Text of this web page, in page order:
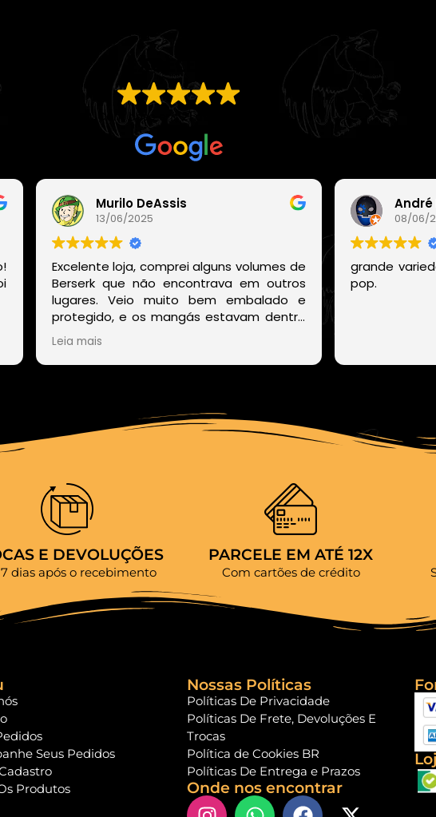
EXCELENTE
Com base em 21 avaliações
Murilo DeAssis
13/06/2025
Excelente loja, comprei alguns volumes de
Berserk que não encontrava em outros
lugares. Veio muito bem embalado e
protegido, e os mangás estavam dentro
de um embrulho muito bonito. E o site
deles também é muito fácil de encontrar
os volumes disponíveis sem precisar ficar
Leia mais
André
08/06/
grande
pop.
E DEVOLUÇÕES
dias após o recebimento
PARCELE EM ATÉ 12X
Com cartões de crédito
Seus Pedidos
Produtos
Nossas Políticas
Políticas De Privacidade
Políticas De Frete, Devoluções E
Trocas
Política de Cookies BR
Políticas De Entrega e Prazos
Onde nos encontrar